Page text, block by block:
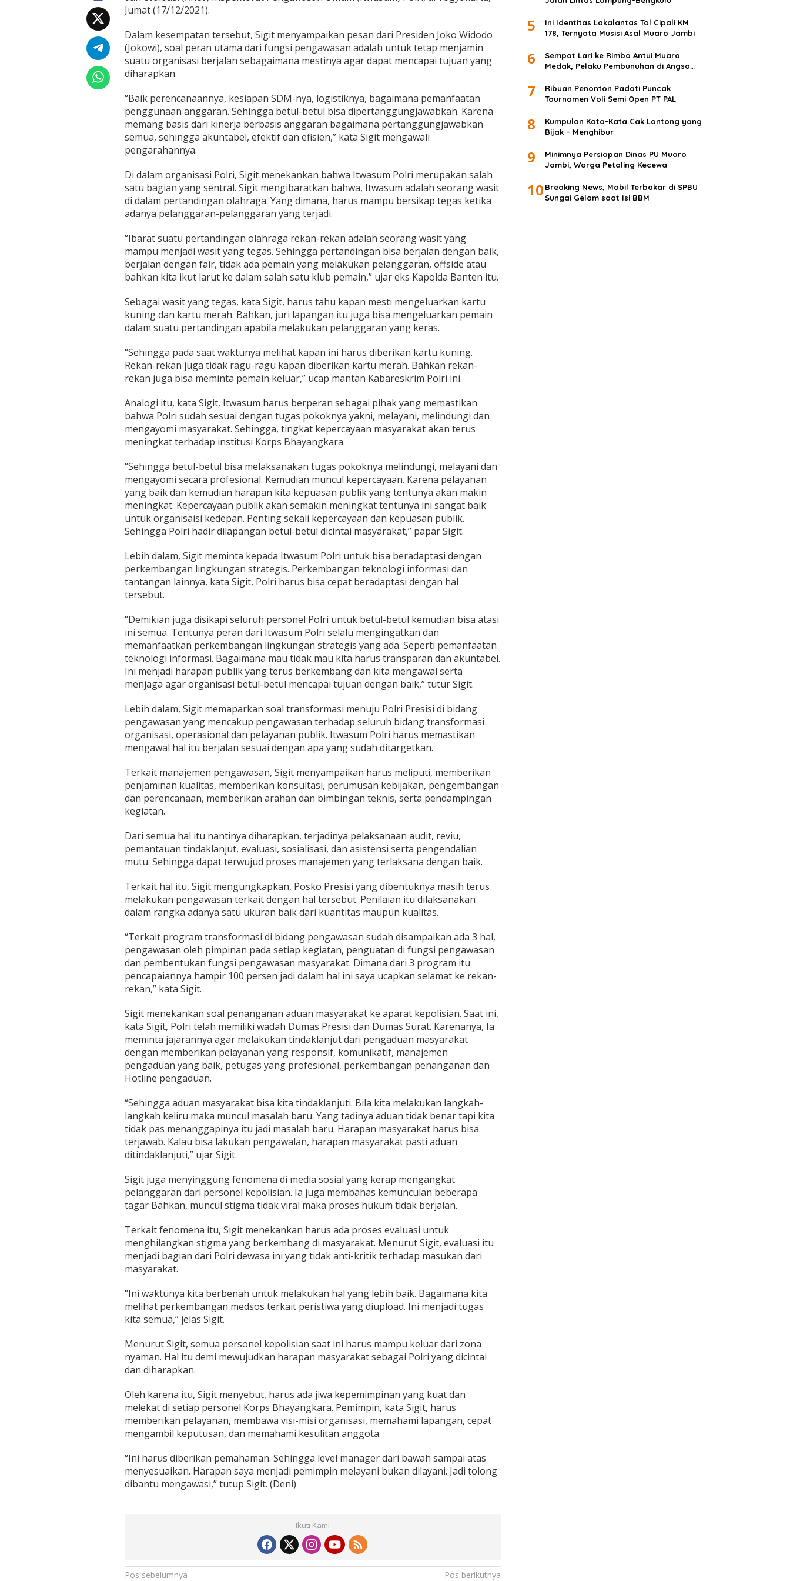
s
i
T
e
g
a
a
n
g
T
a
k
a
g
u
K
e
u
a
r
k
a
K
a
r
t
M
e
r
a
Jumat (17/12/2021).
Dalam kesempatan tersebut, Sigit menyampaikan pesan dari Presiden Joko Widodo
(Jokowi), soal peran utama dari fungsi pengawasan adalah untuk tetap menjamin
suatu organisasi berjalan sebagaimana mestinya agar dapat mencapai tujuan yang
diharapkan.
“Baik perencanaannya, kesiapan SDM-nya, logistiknya, bagaimana pemanfaatan
penggunaan anggaran. Sehingga betul-betul bisa dipertanggungjawabkan. Karena
memang basis dari kinerja berbasis anggaran bagaimana pertanggungjawabkan
semua, sehingga akuntabel, efektif dan efisien,” kata Sigit mengawali
pengarahannya.
Di dalam organisasi Polri, Sigit menekankan bahwa Itwasum Polri merupakan salah
satu bagian yang sentral. Sigit mengibaratkan bahwa, Itwasum adalah seorang wasit
di dalam pertandingan olahraga. Yang dimana, harus mampu bersikap tegas ketika
adanya pelanggaran-pelanggaran yang terjadi.
“Ibarat suatu pertandingan olahraga rekan-rekan adalah seorang wasit yang
mampu menjadi wasit yang tegas. Sehingga pertandingan bisa berjalan dengan baik,
berjalan dengan fair, tidak ada pemain yang melakukan pelanggaran, offside atau
bahkan kita ikut larut ke dalam salah satu klub pemain,” ujar eks Kapolda Banten itu.
Sebagai wasit yang tegas, kata Sigit, harus tahu kapan mesti mengeluarkan kartu
kuning dan kartu merah. Bahkan, juri lapangan itu juga bisa mengeluarkan pemain
dalam suatu pertandingan apabila melakukan pelanggaran yang keras.
“Sehingga pada saat waktunya melihat kapan ini harus diberikan kartu kuning.
Rekan-rekan juga tidak ragu-ragu kapan diberikan kartu merah. Bahkan rekan-
rekan juga bisa meminta pemain keluar,” ucap mantan Kabareskrim Polri ini.
Analogi itu, kata Sigit, Itwasum harus berperan sebagai pihak yang memastikan
bahwa Polri sudah sesuai dengan tugas pokoknya yakni, melayani, melindungi dan
mengayomi masyarakat. Sehingga, tingkat kepercayaan masyarakat akan terus
meningkat terhadap institusi Korps Bhayangkara.
“Sehingga betul-betul bisa melaksanakan tugas pokoknya melindungi, melayani dan
mengayomi secara profesional. Kemudian muncul kepercayaan. Karena pelayanan
yang baik dan kemudian harapan kita kepuasan publik yang tentunya akan makin
meningkat. Kepercayaan publik akan semakin meningkat tentunya ini sangat baik
untuk organisaisi kedepan. Penting sekali kepercayaan dan kepuasan publik.
Sehingga Polri hadir dilapangan betul-betul dicintai masyarakat,” papar Sigit.
Lebih dalam, Sigit meminta kepada Itwasum Polri untuk bisa beradaptasi dengan
perkembangan lingkungan strategis. Perkembangan teknologi informasi dan
tantangan lainnya, kata Sigit, Polri harus bisa cepat beradaptasi dengan hal
tersebut.
“Demikian juga disikapi seluruh personel Polri untuk betul-betul kemudian bisa atasi
ini semua. Tentunya peran dari Itwasum Polri selalu mengingatkan dan
memanfaatkan perkembangan lingkungan strategis yang ada. Seperti pemanfaatan
teknologi informasi. Bagaimana mau tidak mau kita harus transparan dan akuntabel.
Ini menjadi harapan publik yang terus berkembang dan kita mengawal serta
menjaga agar organisasi betul-betul mencapai tujuan dengan baik,” tutur Sigit.
Lebih dalam, Sigit memaparkan soal transformasi menuju Polri Presisi di bidang
pengawasan yang mencakup pengawasan terhadap seluruh bidang transformasi
organisasi, operasional dan pelayanan publik. Itwasum Polri harus memastikan
mengawal hal itu berjalan sesuai dengan apa yang sudah ditargetkan.
Terkait manajemen pengawasan, Sigit menyampaikan harus meliputi, memberikan
penjaminan kualitas, memberikan konsultasi, perumusan kebijakan, pengembangan
dan perencanaan, memberikan arahan dan bimbingan teknis, serta pendampingan
kegiatan.
Dari semua hal itu nantinya diharapkan, terjadinya pelaksanaan audit, reviu,
pemantauan tindaklanjut, evaluasi, sosialisasi, dan asistensi serta pengendalian
mutu. Sehingga dapat terwujud proses manajemen yang terlaksana dengan baik.
Terkait hal itu, Sigit mengungkapkan, Posko Presisi yang dibentuknya masih terus
melakukan pengawasan terkait dengan hal tersebut. Penilaian itu dilaksanakan
dalam rangka adanya satu ukuran baik dari kuantitas maupun kualitas.
“Terkait program transformasi di bidang pengawasan sudah disampaikan ada 3 hal,
pengawasan oleh pimpinan pada setiap kegiatan, penguatan di fungsi pengawasan
dan pembentukan fungsi pengawasan masyarakat. Dimana dari 3 program itu
pencapaiannya hampir 100 persen jadi dalam hal ini saya ucapkan selamat ke rekan-
rekan,” kata Sigit.
Sigit menekankan soal penanganan aduan masyarakat ke aparat kepolisian. Saat ini,
kata Sigit, Polri telah memiliki wadah Dumas Presisi dan Dumas Surat. Karenanya, Ia
meminta jajarannya agar melakukan tindaklanjut dari pengaduan masyarakat
dengan memberikan pelayanan yang responsif, komunikatif, manajemen
pengaduan yang baik, petugas yang profesional, perkembangan penanganan dan
Hotline pengaduan.
“Sehingga aduan masyarakat bisa kita tindaklanjuti. Bila kita melakukan langkah-
langkah keliru maka muncul masalah baru. Yang tadinya aduan tidak benar tapi kita
tidak pas menanggapinya itu jadi masalah baru. Harapan masyarakat harus bisa
terjawab. Kalau bisa lakukan pengawalan, harapan masyarakat pasti aduan
ditindaklanjuti,” ujar Sigit.
Sigit juga menyinggung fenomena di media sosial yang kerap mengangkat
pelanggaran dari personel kepolisian. Ia juga membahas kemunculan beberapa
tagar Bahkan, muncul stigma tidak viral maka proses hukum tidak berjalan.
Terkait fenomena itu, Sigit menekankan harus ada proses evaluasi untuk
menghilangkan stigma yang berkembang di masyarakat. Menurut Sigit, evaluasi itu
menjadi bagian dari Polri dewasa ini yang tidak anti-kritik terhadap masukan dari
masyarakat.
“Ini waktunya kita berbenah untuk melakukan hal yang lebih baik. Bagaimana kita
melihat perkembangan medsos terkait peristiwa yang diupload. Ini menjadi tugas
kita semua,” jelas Sigit.
Menurut Sigit, semua personel kepolisian saat ini harus mampu keluar dari zona
nyaman. Hal itu demi mewujudkan harapan masyarakat sebagai Polri yang dicintai
dan diharapkan.
Oleh karena itu, Sigit menyebut, harus ada jiwa kepemimpinan yang kuat dan
melekat di setiap personel Korps Bhayangkara. Pemimpin, kata Sigit, harus
memberikan pelayanan, membawa visi-misi organisasi, memahami lapangan, cepat
mengambil keputusan, dan memahami kesulitan anggota.
“Ini harus diberikan pemahaman. Sehingga level manager dari bawah sampai atas
menyesuaikan. Harapan saya menjadi pemimpin melayani bukan dilayani. Jadi tolong
dibantu mengawasi,” tutup Sigit. (Deni)
Ikuti Kami
Pos sebelumnya
Pos berikutnya
5
Ini Identitas Lakalantas Tol Cipali KM
178, Ternyata Musisi Asal Muaro Jambi
6
Sempat Lari ke Rimbo Antui Muaro
Medak, Pelaku Pembunuhan di Angso
7
Ribuan Penonton Padati Puncak
Tournamen Voli Semi Open PT PAL
8
Kumpulan Kata-Kata Cak Lontong yang
Bijak – Menghibur
9
Minimnya Persiapan Dinas PU Muaro
Jambi, Warga Petaling Kecewa
10 Breaking News, Mobil Terbakar di SPBU
Sungai Gelam saat Isi BBM